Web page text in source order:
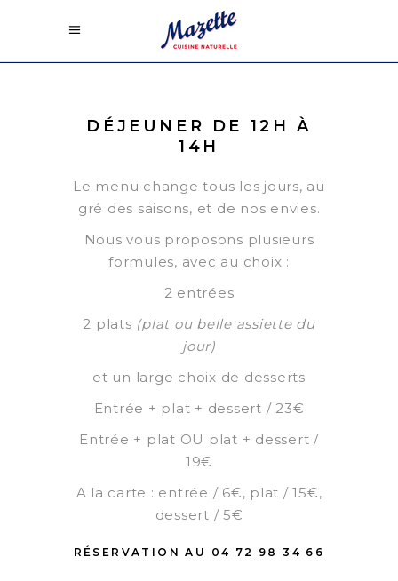
DÉJEUNER DE 12H À
14H
Le menu change tous les jours, au
gré des saisons, et de nos envies.
Nous vous proposons plusieurs
formules, avec au choix :
2 entrées
2 plats (plat ou belle assiette du
jour)
et un large choix de desserts
Entrée + plat + dessert / 23€
Entrée + plat OU plat + dessert /
19€
A la carte : entrée / 6€, plat / 15€,
dessert / 5€
RÉSERVATION AU 04 72 98 34 66